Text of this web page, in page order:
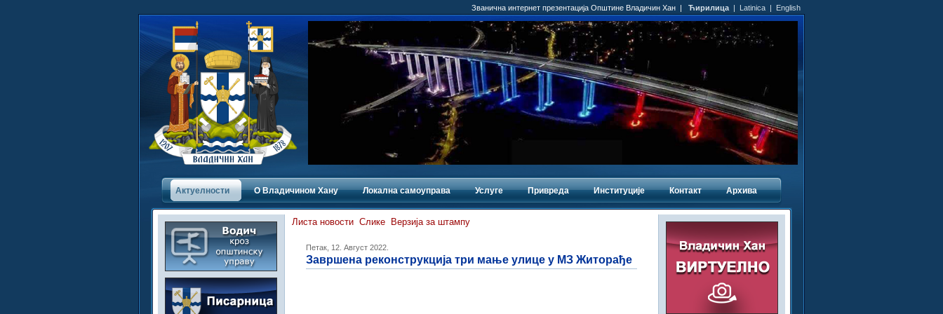
Званична интернет презентација Општине Владичин Хан | Ћирилица | Latinica | English
Актуелности О Владичинoм Хану Локална самоуправа Услуге Привреда Институције Контакт Архива
Листа новости Слике Верзија за штампу
Петак, 12. Август 2022.
Завршена реконструкција три мање улице у МЗ Житорађе